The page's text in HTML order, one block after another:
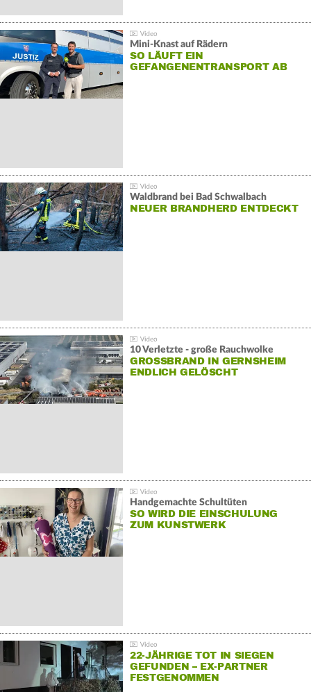
Mini-Knast auf Rädern
SO LÄUFT EIN
GEFANGENENTRANSPORT AB
Waldbrand bei Bad Schwalbach
NEUER BRANDHERD ENTDECKT
10 Verletzte - große Rauchwolke
GROSSBRAND IN GERNSHEIM E
NDLICH GELÖSCHT
Handgemachte Schultüten
SO WIRD DIE EINSCHULUNG
ZUM KUNSTWERK
22-JÄHRIGE TOT IN SIEGEN
GEFUNDEN – EX-PARTNER
FESTGENOMMEN